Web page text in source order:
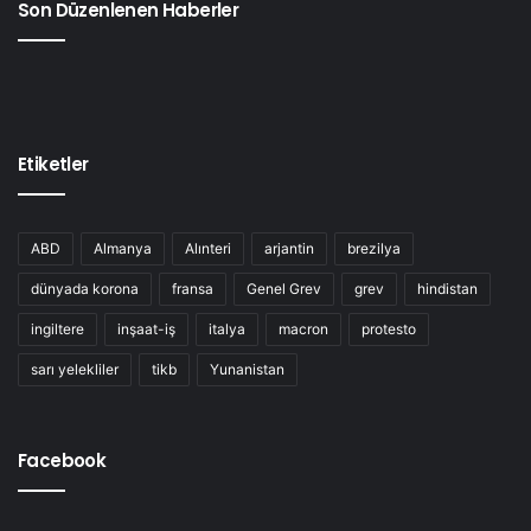
Son Düzenlenen Haberler
Etiketler
ABD Almanya Alınteri arjantin brezilya
dünyada korona fransa Genel Grev grev hindistan
ingiltere inşaat-iş italya macron protesto
sarı yelekliler tikb Yunanistan
Facebook